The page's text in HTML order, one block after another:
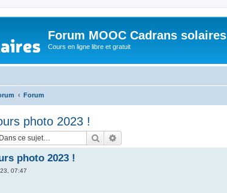
Forum MOOC Cadrans solaires
Cours en ligne libre et gratuit
Forum
photo 2023 !
Rechercher
photo 2023 !
07:47